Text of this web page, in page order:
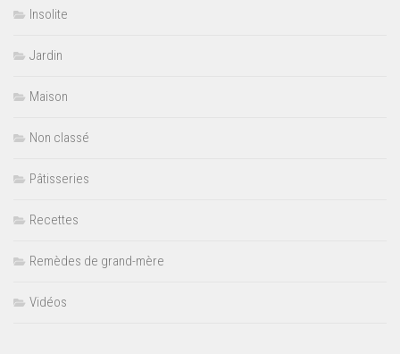
Insolite
Jardin
Maison
Non classé
Pâtisseries
Recettes
Remèdes de grand-mère
Vidéos